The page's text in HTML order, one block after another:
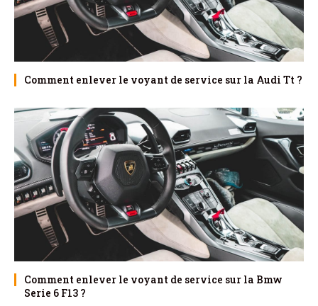
Comment enlever le voyant de service sur la Audi Tt ?
Comment enlever le voyant de service sur la Bmw
Serie 6 F13 ?